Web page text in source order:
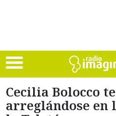
Cecilia Bolocco
arreglándose en